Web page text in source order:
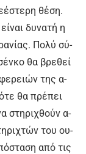
θέ­ση.
δυ­να­τή η
Πο­λύ σύ­
θα βρε­θεί
της α­
θα πρέ­πει
στη­ρι­χθούν α­
του ου­
α­πό τις